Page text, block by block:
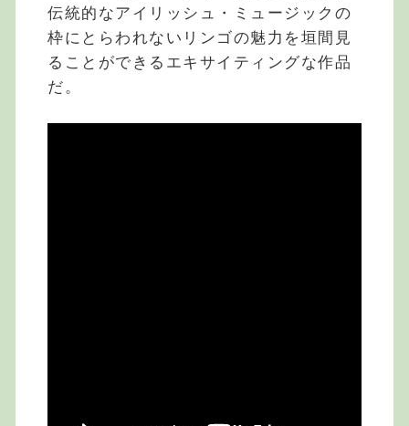
伝統的なアイリッシュ・ミュージックの
枠にとらわれないリンゴの魅力を垣間見
ることができるエキサイティングな作品
だ。